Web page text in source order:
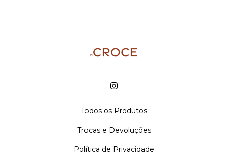
Todos os Produtos
Trocas e Devoluções
Política de Privacidade